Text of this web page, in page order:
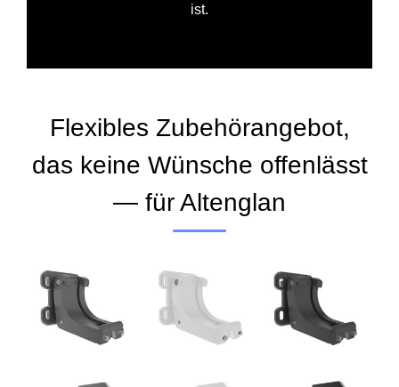
ist.
Flexibles Zubehörangebot,
das keine Wünsche offenlässt
— für Altenglan